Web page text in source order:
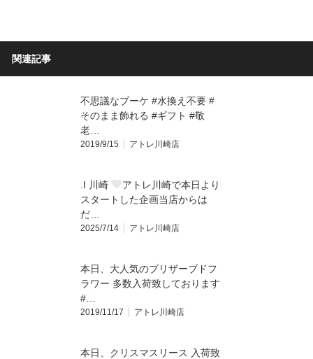
関連記事
不思議なブーケ #水換え不要 #
そのまま飾れる #ギフト #敬
老…
2019/9/15 アトレ川崎店
.I 川崎
アトレ川崎で本日より
スタートした企画当店からは
だ…
2025/7/14 アトレ川崎店
本日、大人気のプリザーブドフ
ラワー 多数入荷致しております️
#…
2019/11/17 アトレ川崎店
本日、クリスマスリース 入荷致